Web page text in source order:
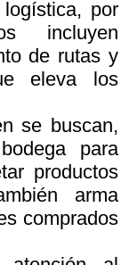
por
incluyen
de rutas y
eleva los
se buscan,
para
productos
arma
comprados